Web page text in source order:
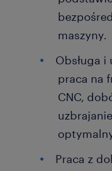
maszyny.
Obsługa i
praca na
CNC,
Praca z